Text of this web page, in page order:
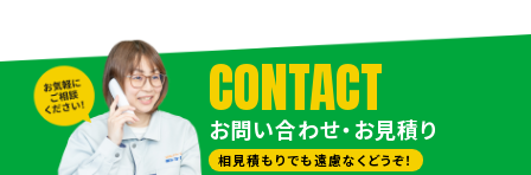
CONTACT
お問い合わせ・お見積り
相見積もりでも遠慮なくどうぞ！